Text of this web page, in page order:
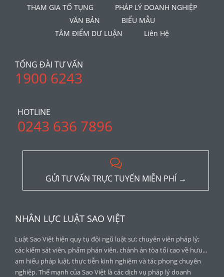
THAM GIA TỐ TỤNG
PHÁP LÝ DOANH NGHIỆP
VĂN BẢN
BIỂU MẪU
TÂM ĐIỂM DƯ LUẬN
Liên Hệ
TỔNG ĐÀI TƯ VẤN
1900 6243
HOTLINE
0243 636 7896

GỬI TƯ VẤN TRỰC TUYẾN MIỄN PHÍ →
NHÂN LỰC LUẬT SAO VIỆT
Luật Sao Việt hiện quy tụ đội ngũ luật sư; chuyên viên pháp lý;
các kiểm sát viên, phẩm phán viên, chánh án tòa tối cao về hưu...
am hiểu pháp luật, thực tiễn kinh nghiệm và tác phong chuyên
nghiệp. Thế mạnh của Sao Việt là các dịch vụ pháp lý doanh